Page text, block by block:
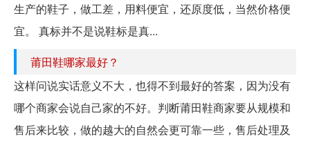
生产的鞋子，做工差，用料便宜，还原度低，当然价格便
宜。 真标并不是说鞋标是真...
莆田鞋哪家最好？
这样问说实话意义不大，也得不到最好的答案，因为没有
哪个商家会说自己家的不好。判断莆田鞋商家要从规模和
售后来比较，做的越大的自然会更可靠一些，售后处理及